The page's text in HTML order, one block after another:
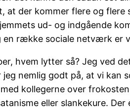
at der kommer flere og flere
ud- og indgående
en række sociale netværk er
hvem lytter så? Jeg ved
nemlig godt på, at vi kan
kollegerne over
eller slankekure.